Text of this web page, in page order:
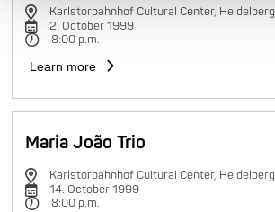
Karlstorbahnhof Cultural Center, Heidelberg
2. October 1999
8:00 p.m.
Learn more
Maria João Trio
Karlstorbahnhof Cultural Center, Heidelberg
14. October 1999
8:00 p.m.